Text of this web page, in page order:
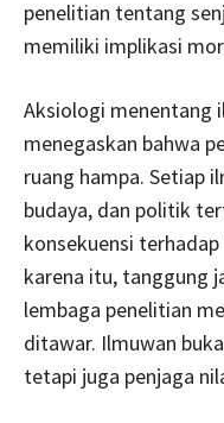
penelitian tentang
memiliki implikasi
Aksiologi menentang
menegaskan bahwa
ruang hampa. Setiap
budaya, dan politik
konsekuensi
karena itu, tanggung
lembaga penelitian
ditawar. Ilmuwan
tetapi juga penjaga